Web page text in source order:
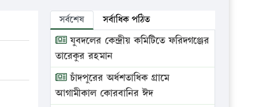
সর্বশেষ সর্বাধিক পঠিত
যুবদলের কেন্দ্রীয় কমিটিতে ফরিদগঞ্জের
তারেকুর রহমান
চাঁদপুরের অর্ধশতাধিক গ্রামে
আগামীকাল কোরবানির ঈদ